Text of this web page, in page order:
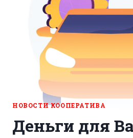
НОВОСТИ КООПЕРАТИВА
Деньги для